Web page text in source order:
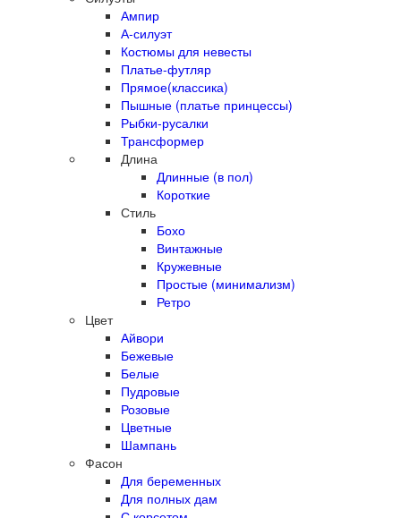
Ампир
А-силуэт
Костюмы для невесты
Платье-футляр
Прямое(классика)
Пышные (платье принцессы)
Рыбки-русалки
Трансформер
Длина
Длинные (в пол)
Короткие
Стиль
Бохо
Винтажные
Кружевные
Простые (минимализм)
Ретро
Цвет
Айвори
Бежевые
Белые
Пудровые
Розовые
Цветные
Шампань
Фасон
Для беременных
Для полных дам